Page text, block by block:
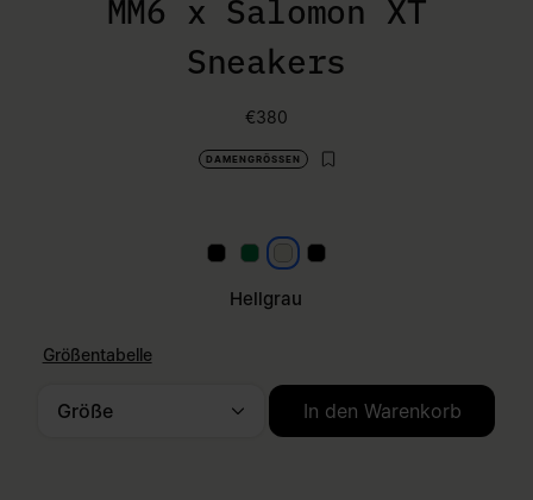
MM6 x Salomon XT
Sneakers
€380
DAMENGRÖSSEN
Schwarz und Rot
Zitronengrün
Hellgrau
Hellgrau
Schwarz
Größentabelle
In den Warenkorb